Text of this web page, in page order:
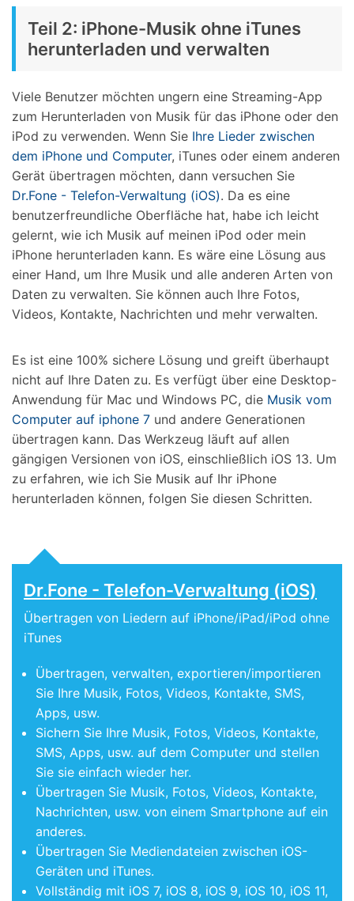
Teil 2: iPhone-Musik ohne iTunes
herunterladen und verwalten
Viele Benutzer möchten ungern eine Streaming-App
zum Herunterladen von Musik für das iPhone oder den
iPod zu verwenden. Wenn Sie Ihre Lieder zwischen
dem iPhone und Computer, iTunes oder einem anderen
Gerät übertragen möchten, dann versuchen Sie
Dr.Fone - Telefon-Verwaltung (iOS). Da es eine
benutzerfreundliche Oberfläche hat, habe ich leicht
gelernt, wie ich Musik auf meinen iPod oder mein
iPhone herunterladen kann. Es wäre eine Lösung aus
einer Hand, um Ihre Musik und alle anderen Arten von
Daten zu verwalten. Sie können auch Ihre Fotos,
Videos, Kontakte, Nachrichten und mehr verwalten.
Es ist eine 100% sichere Lösung und greift überhaupt
nicht auf Ihre Daten zu. Es verfügt über eine Desktop-
Anwendung für Mac und Windows PC, die Musik vom
Computer auf iphone 7 und andere Generationen
übertragen kann. Das Werkzeug läuft auf allen
gängigen Versionen von iOS, einschließlich iOS 13. Um
zu erfahren, wie ich Sie Musik auf Ihr iPhone
herunterladen können, folgen Sie diesen Schritten.
Dr.Fone - Telefon-Verwaltung (iOS)
Übertragen von Liedern auf iPhone/iPad/iPod ohne
iTunes
Übertragen, verwalten, exportieren/importieren
Sie Ihre Musik, Fotos, Videos, Kontakte, SMS,
Apps, usw.
Sichern Sie Ihre Musik, Fotos, Videos, Kontakte,
SMS, Apps, usw. auf dem Computer und stellen
Sie sie einfach wieder her.
Übertragen Sie Musik, Fotos, Videos, Kontakte,
Nachrichten, usw. von einem Smartphone auf ein
anderes.
Übertragen Sie Mediendateien zwischen iOS-
Geräten und iTunes.
Vollständig mit iOS 7, iOS 8, iOS 9, iOS 10, iOS 11,